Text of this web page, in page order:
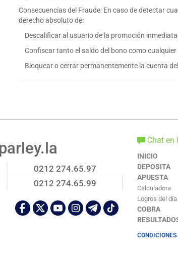
Consecuencias del Fraude: En caso de detectar
derecho absoluto de:
Descalificar al usuario de la promoción
Confiscar tanto el saldo del bono como
Bloquear o cerrar permanentemente la cuenta
0212 274.65.97
0212 274.65.99
Chat en
INICIO
DEPOSITA
APUESTA
Calculadora
Logros del día
COBRA
CONDICIONES